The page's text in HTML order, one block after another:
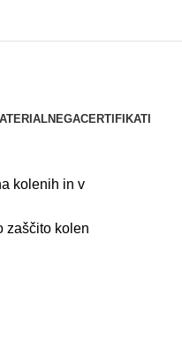
NEGACERTIFIKATI
kolenih in v
zaščito kolen